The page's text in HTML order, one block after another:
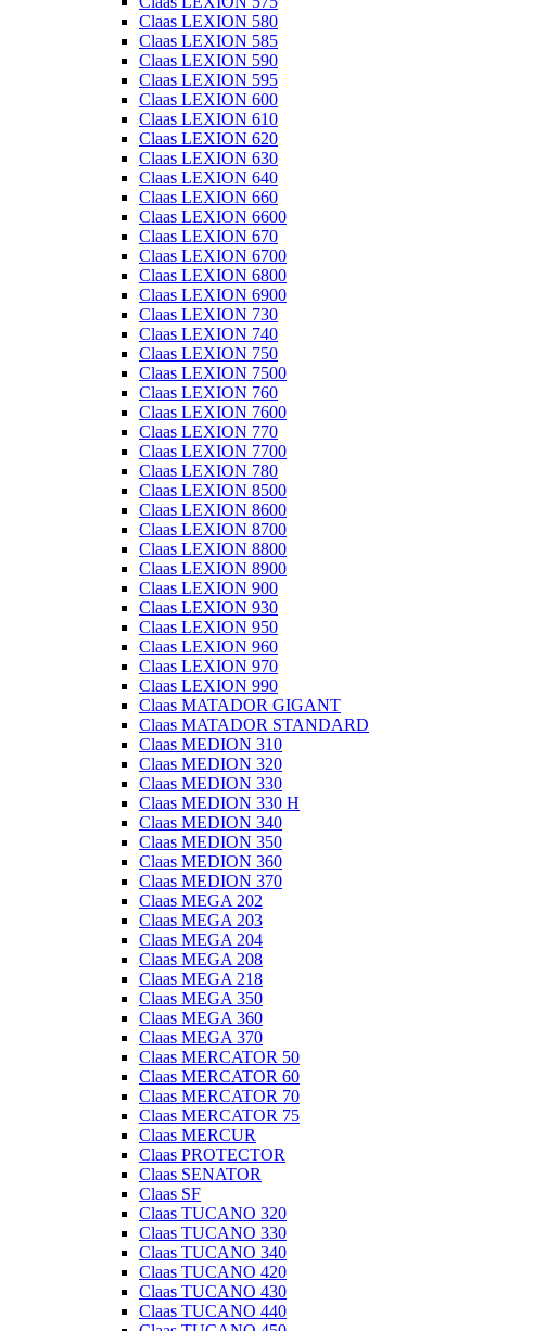
Claas LEXION 580
Claas LEXION 585
Claas LEXION 590
Claas LEXION 595
Claas LEXION 600
Claas LEXION 610
Claas LEXION 620
Claas LEXION 630
Claas LEXION 640
Claas LEXION 660
Claas LEXION 6600
Claas LEXION 670
Claas LEXION 6700
Claas LEXION 6800
Claas LEXION 6900
Claas LEXION 730
Claas LEXION 740
Claas LEXION 750
Claas LEXION 7500
Claas LEXION 760
Claas LEXION 7600
Claas LEXION 770
Claas LEXION 7700
Claas LEXION 780
Claas LEXION 8500
Claas LEXION 8600
Claas LEXION 8700
Claas LEXION 8800
Claas LEXION 8900
Claas LEXION 900
Claas LEXION 930
Claas LEXION 950
Claas LEXION 960
Claas LEXION 970
Claas LEXION 990
Claas MATADOR GIGANT
Claas MATADOR STANDARD
Claas MEDION 310
Claas MEDION 320
Claas MEDION 330
Claas MEDION 330 H
Claas MEDION 340
Claas MEDION 350
Claas MEDION 360
Claas MEDION 370
Claas MEGA 202
Claas MEGA 203
Claas MEGA 204
Claas MEGA 208
Claas MEGA 218
Claas MEGA 350
Claas MEGA 360
Claas MEGA 370
Claas MERCATOR 50
Claas MERCATOR 60
Claas MERCATOR 70
Claas MERCATOR 75
Claas MERCUR
Claas PROTECTOR
Claas SENATOR
Claas SF
Claas TUCANO 320
Claas TUCANO 330
Claas TUCANO 340
Claas TUCANO 420
Claas TUCANO 430
Claas TUCANO 440